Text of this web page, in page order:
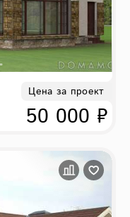
Цена за проект
50 000 ₽